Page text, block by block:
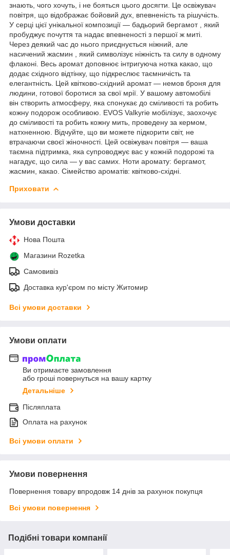
знають, чого хочуть, і не бояться цього досягти. Це освіжувач
повітря, що відображає бойовий дух, впевненість та рішучість.
У серці цієї унікальної композиції — бадьорий бергамот , який
пробуджує почуття та надає впевненості з першої ж миті.
Через деякий час до нього приєднується ніжний, але
насичений жасмин , який символізує ніжність та силу в одному
флаконі. Весь аромат доповнює інтригуюча нотка какао, що
додає східного відтінку, що підкреслює таємничість та
елегантність. Цей квітково-східний аромат — немов броня для
людини, готової боротися за свої мрії. У вашому автомобілі
він створить атмосферу, яка спонукає до сміливості та робить
кожну подорож особливою. EVOS Valkyrie мобілізує, заохочує
до сміливості та робить кожну мить, проведену за кермом,
натхненною. Відчуйте, що ви можете підкорити світ, не
втрачаючи своєї жіночності. Цей освіжувач повітря — ваша
таємна підтримка, яка супроводжує вас у кожній подорожі та
нагадує, що сила — у вас самих. Ноти аромату: бергамот,
жасмин, какао. Сімейство ароматів: квітково-східні.
Приховати
Умови доставки
Нова Пошта
Магазини Rozetka
Самовивіз
Доставка кур'єром по місту Житомир
Всі умови доставки
Умови оплати
Ви отримаєте замовлення
або гроші повернуться на вашу картку
Детальніше
Післяплата
Оплата на рахунок
Всі умови оплати
Умови повернення
Повернення товару впродовж 14 днів за рахунок покупця
Всі умови повернення
Подібні товари компанії